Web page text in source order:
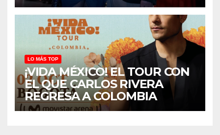
LO MÁS TOP
¡VIDA MÉXICO! EL TOUR CON
EL QUE CARLOS RIVERA
REGRESA A COLOMBIA